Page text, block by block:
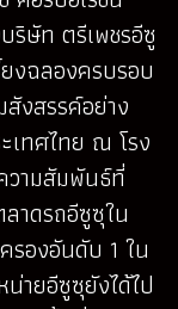
ษัท ตรีเพชรอีซู
งฉลองครบรอบ
งสรรค์อย่าง
เทศไทย ณ โรง
วามสัมพันธ์ที่
าดรถอีซูซุใน
รองอันดับ 1 ใน
ายอีซูซุยังได้ไป